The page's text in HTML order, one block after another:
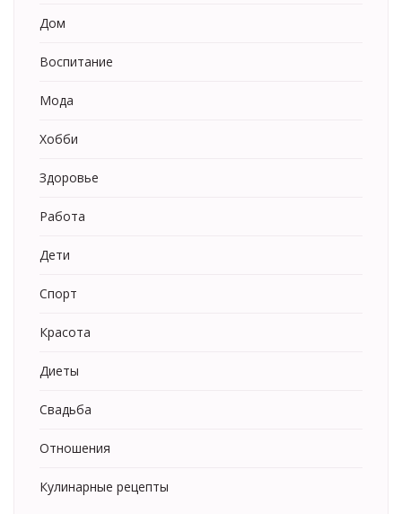
Дом
Воспитание
Мода
Хобби
Здоровье
Работа
Дети
Спорт
Красота
Диеты
Свадьба
Отношения
Кулинарные рецепты